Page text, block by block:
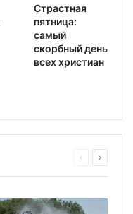
Страстная
пятница:
самый
скорбный день
всех христиан